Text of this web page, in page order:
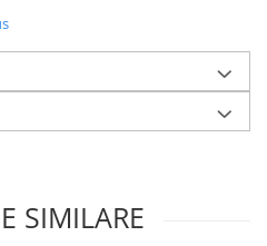
SIMILARE